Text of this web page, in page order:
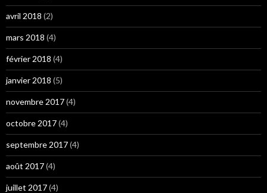
avril 2018 (2)
mars 2018 (4)
février 2018 (4)
janvier 2018 (5)
novembre 2017(4)
octobre 2017(4)
septembre 2017(4)
août 2017(4)
juillet 2017(4)